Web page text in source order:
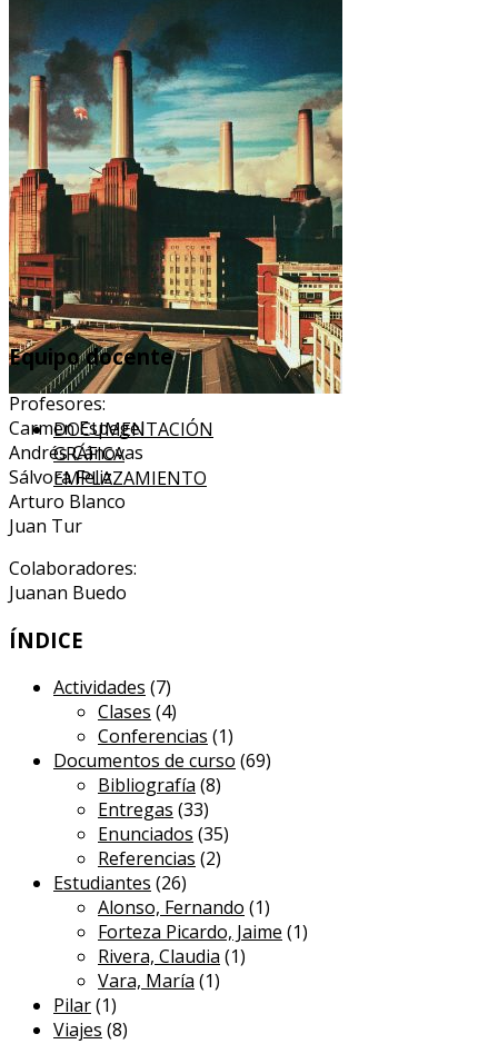
DOCUMENTACIÓN
GRÁFICA
EMPLAZAMIENTO
Equipo docente
Profesores:
Carmen Espegel
Andrés Cánovas
Sálvora Feliz
Arturo Blanco
Juan Tur
Colaboradores:
Juanan Buedo
ÍNDICE
Actividades (7)
Clases (4)
Conferencias (1)
Documentos de curso (69)
Bibliografía (8)
Entregas (33)
Enunciados (35)
Referencias (2)
Estudiantes (26)
Alonso, Fernando (1)
Forteza Picardo, Jaime (1)
Rivera, Claudia (1)
Vara, María (1)
Pilar(1)
Viajes (8)